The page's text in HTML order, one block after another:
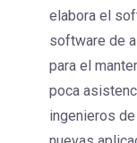
elabora el
software de
para el
poca
ingenieros